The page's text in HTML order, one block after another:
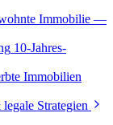
Immobilie —
10-Jahres-
Immobilien
Strategien